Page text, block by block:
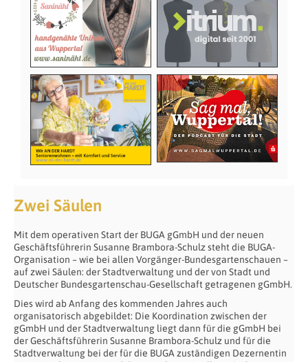
Zwei Säulen
Mit dem operativen Start der BUGA gGmbH und der neuen
Geschäftsführerin Susanne Brambora-Schulz steht die BUGA-
Organisation – wie bei allen Vorgänger-Bundesgartenschauen –
auf zwei Säulen: der Stadtverwaltung und der von Stadt und
Deutscher Bundesgartenschau-Gesellschaft getragenen gGmbH.
Dies wird ab Anfang des kommenden Jahres auch
organisatorisch abgebildet: Die Koordination zwischen der
gGmbH und der Stadtverwaltung liegt dann für die gGmbH bei
der Geschäftsführerin Susanne Brambora-Schulz und für die
Stadtverwaltung bei der für die BUGA zuständigen Dezernentin